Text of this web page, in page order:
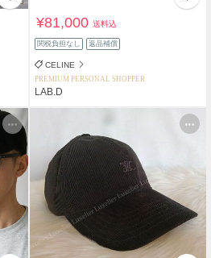
¥81,000送料込
関税負担なし 返品補償
CELINE
PREMIUM PERSONAL SHOPPER
LAB.D